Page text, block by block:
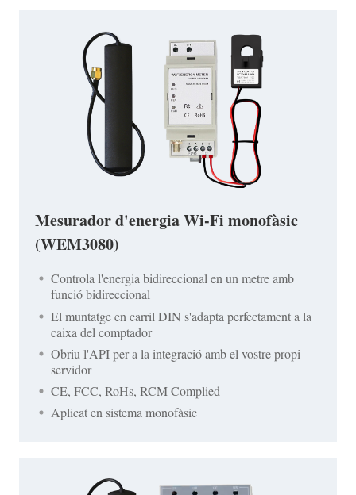
Mesurador d'energia Wi-Fi monofàsic
(WEM3080)
Controla l'energia bidireccional en un metre amb
funció bidireccional
El muntatge en carril DIN s'adapta perfectament a la
caixa del comptador
Obriu l'API per a la integració amb el vostre propi
servidor
CE, FCC, RoHs, RCM Complied
Aplicat en sistema monofàsic